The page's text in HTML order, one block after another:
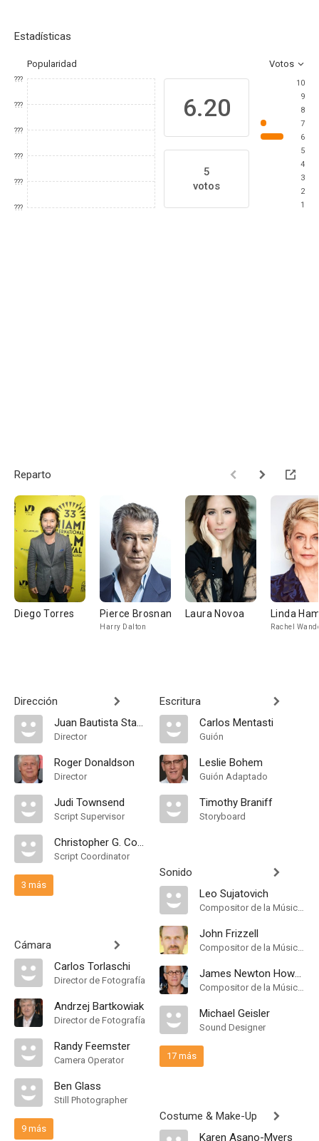
Estadísticas
Popularidad Votos
???
???
???
???
???
???
6.20
5
votos
10
9
8
7
6
5
4
3
2
1
Reparto
Diego Torres Pierce Brosnan
Harry Dalton
Laura Novoa Linda
Rachel
Dirección
Juan Bautista Stagnaro
Director
Roger Donaldson
Director
Judi Townsend
Script Supervisor
Christopher G. Cowen
Script Coordinator
3 más
Cámara
Carlos Torlaschi
Director de Fotografía
Andrzej Bartkowiak
Director de Fotografía
Randy Feemster
Camera Operator
Ben Glass
Still Photographer
9 más
Escritura
Carlos Mentasti
Guión
Leslie Bohem
Guión Adaptado
Timothy Braniff
Storyboard
Sonido
Leo Sujatovich
Compositor de la Música Original
John Frizzell
Compositor de la Música Original
James Newton Howard
Compositor de la Música Original
Michael Geisler
Sound Designer
17 más
Costume & Make-Up
Karen Asano-Myers